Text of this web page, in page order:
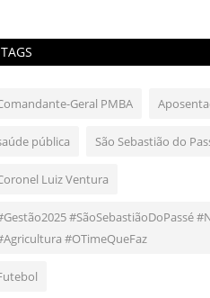
TAGS
Geral PMBA
pública São Sebastião do
Luiz Ventura
#SãoSebastiãoDoPassé
#OTimeQueFaz